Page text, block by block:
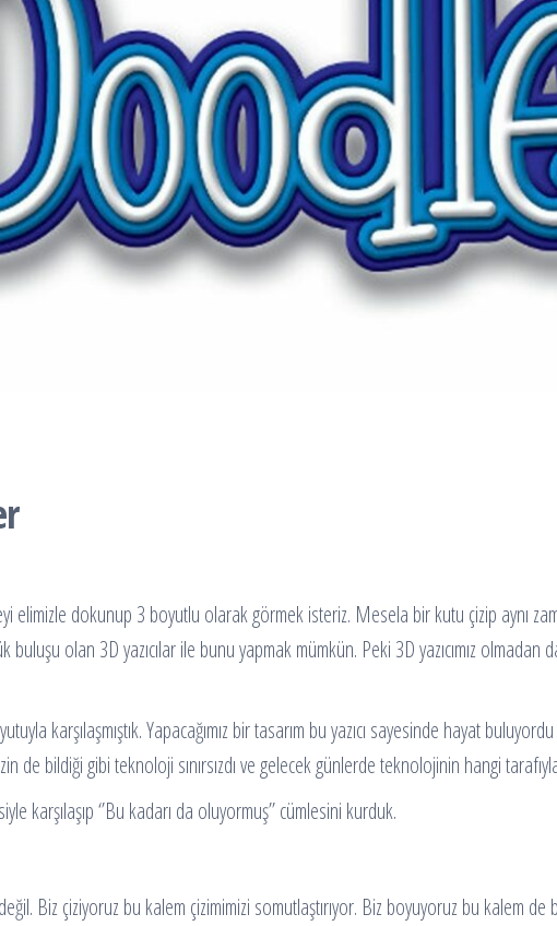
elimizle dokunup 3 boyutlu olarak görmek isteriz. Mesela bir kutu çizip aynı
olan 3D yazıcılar ile bunu yapmak mümkün. Peki 3D yazıcımız olmadan
karşılaşmıştık. Yapacağımız bir tasarım bu yazıcı sayesinde hayat
bildiği gibi teknoloji sınırsızdı ve gelecek günlerde teknolojinin hangi
karşılaşıp ‘’Bu kadarı da oluyormuş’’ cümlesini kurduk.
Biz çiziyoruz bu kalem çizimimizi somutlaştırıyor. Biz boyuyoruz bu kalem de